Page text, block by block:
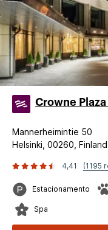
Crowne
Mannerheimintie 50
Helsinki, 00260, Finland
4,41 (1195
Estacionamento
Spa